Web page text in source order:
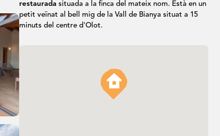
restaurada situada a la finca del mateix nom. Està en un
petit veïnat al bell mig de la Vall de Bianya situat a 15
minuts del centre d'Olot.